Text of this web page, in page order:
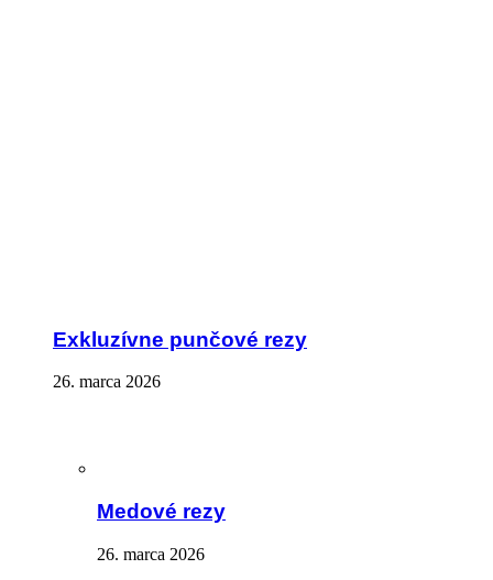
Exkluzívne punčové rezy
26. marca 2026
Medové rezy
26. marca 2026